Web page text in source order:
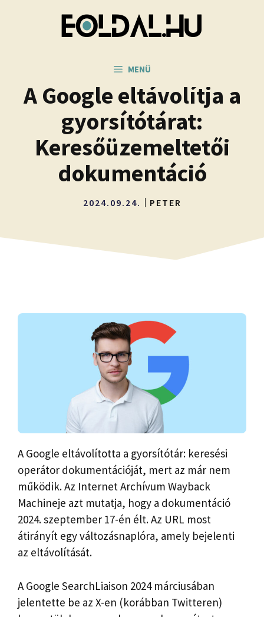
MENÜ
A Google eltávolítja a
gyorsítótárat:
Keresőüzemeltetői
dokumentáció
2024.09.24. PETER
A Google eltávolította a gyorsítótár: keresési
operátor dokumentációját, mert az már nem
működik. Az Internet Archívum Wayback
Machineje azt mutatja, hogy a dokumentáció
2024. szeptember 17-én élt. Az URL most
átirányít egy változásnaplóra, amely bejelenti
az eltávolítását.
A Google SearchLiaison 2024 márciusában
jelentette be az X-en (korábban Twitteren)